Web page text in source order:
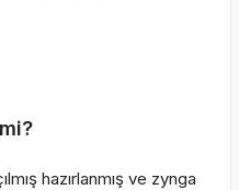
hazırlanmış ve zynga